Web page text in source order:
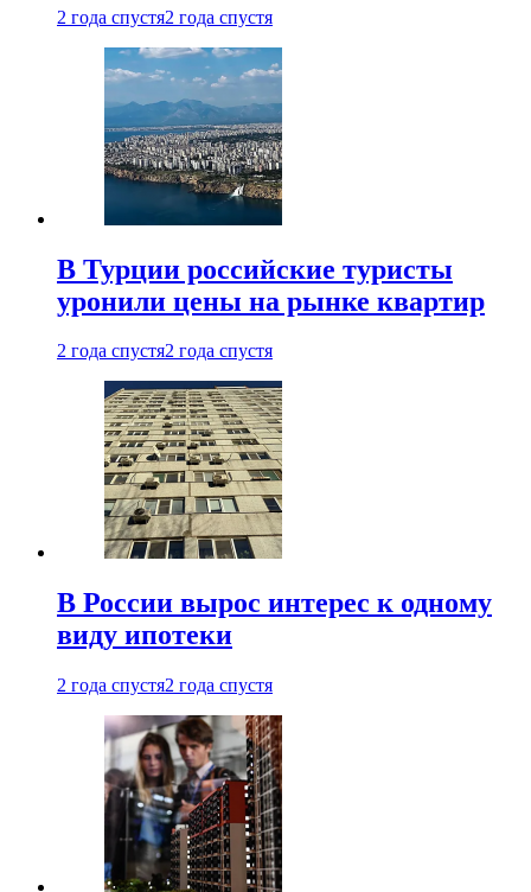
2 года спустя2 года спустя
В Турции российские туристы
уронили цены на рынке квартир
2 года спустя2 года спустя
В России вырос интерес к одному
виду ипотеки
2 года спустя2 года спустя